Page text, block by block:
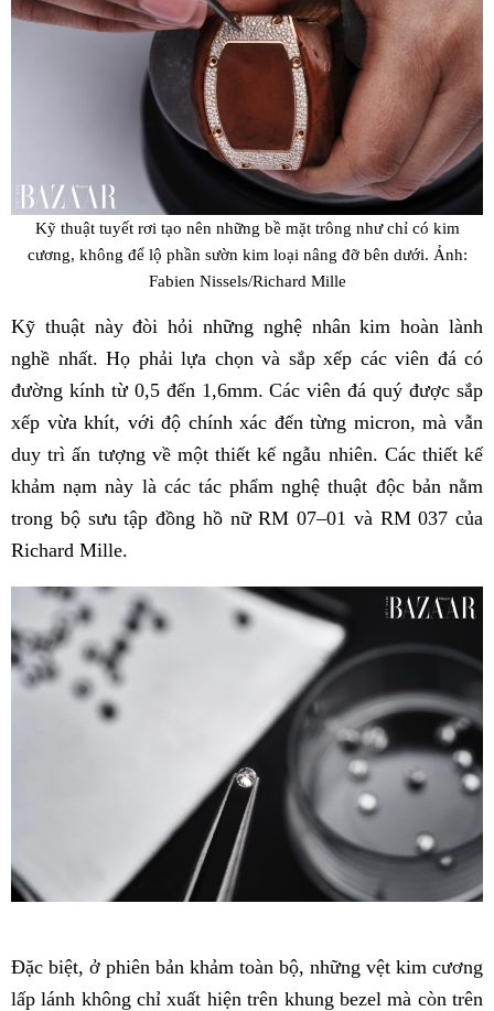
Kỹ thuật tuyết rơi tạo nên những bề mặt trông như chỉ có kim
cương, không để lộ phần sườn kim loại nâng đỡ bên dưới. Ảnh:
Fabien Nissels/Richard Mille
Kỹ thuật này đòi hỏi những nghệ nhân kim hoàn lành
nghề nhất. Họ phải lựa chọn và sắp xếp các viên đá có
đường kính từ 0,5 đến 1,6mm. Các viên đá quý được sắp
xếp vừa khít, với độ chính xác đến từng micron, mà vẫn
duy trì ấn tượng về một thiết kế ngẫu nhiên. Các thiết kế
khảm nạm này là các tác phẩm nghệ thuật độc bản nằm
trong bộ sưu tập đồng hồ nữ RM 07–01 và RM 037 của
Richard Mille.
Đặc biệt, ở phiên bản khảm toàn bộ, những vệt kim cương
lấp lánh không chỉ xuất hiện trên khung bezel mà còn trên